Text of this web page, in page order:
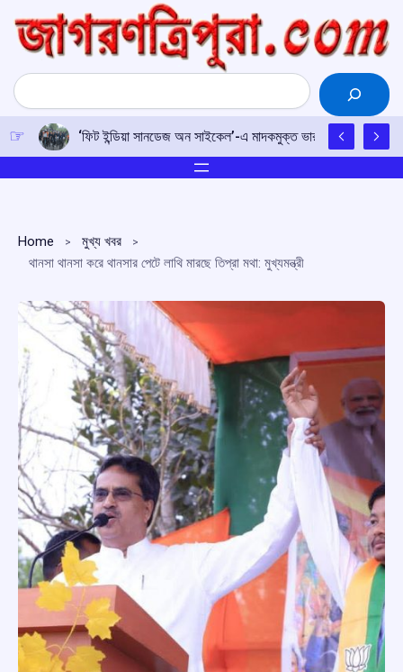
content
Search
‘ফিট ইন্ডিয়া সানডেজ অন সাইকেল’-এ মাদকমুক্ত ভারতের শপথ, নেতৃত্বে
Home
মুখ্য খবর
থানসা থানসা করে থানসার পেটে লাথি মারছে তিপ্রা মথা: মুখ্যমন্ত্রী